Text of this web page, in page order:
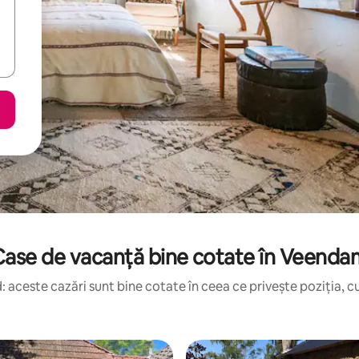
de vacanță bine cotate în
aceste cazări sunt bine cotate în ceea ce privește poziția,